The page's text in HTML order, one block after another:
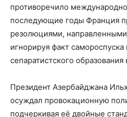
противоречило
последующие годы Франция
резолюциями,
игнорируя факт самороспуска
сепаратистского образования
Президент Азербайджана
осуждал провокационную
подчеркивая её двойные